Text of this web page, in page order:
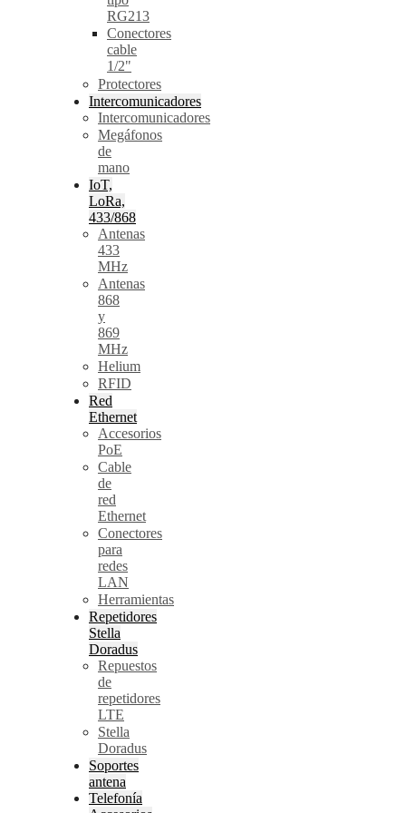
RG213
Conectores
cable
1/2"
Protectores
Intercomunicadores
Intercomunicadores
Megáfonos
de
mano
IoT,
LoRa,
433/868
Antenas
433
MHz
Antenas
868
y
869
MHz
Helium
RFID
Red
Ethernet
Accesorios
PoE
Cable
de
red
Ethernet
Conectores
para
redes
LAN
Herramientas
Repetidores
Stella
Doradus
Repuestos
de
repetidores
LTE
Stella
Doradus
Soportes
antena
Telefonía